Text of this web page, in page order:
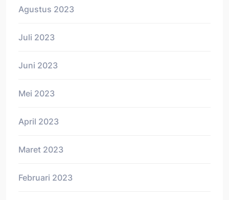
Agustus 2023
Juli 2023
Juni 2023
Mei 2023
April 2023
Maret 2023
Februari 2023